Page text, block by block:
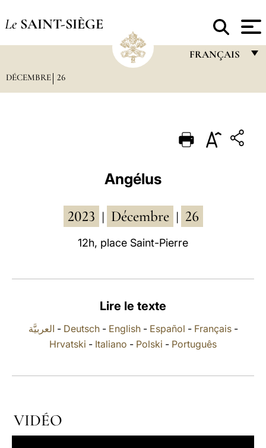
Le SAINT-SIÈGE
FRANÇAIS
PORTUGUÊS
POLSKI
DÉCEMBRE 26
Angélus
2023 Décembre 26
12h, place Saint-Pierre
Lire le texte
العربيَّة - Deutsch- English- Español - Français-
Hrvatski - Italiano - Polski - Português
VIDÉO